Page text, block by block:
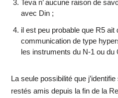
Teva n’ aucune raison de
avec Din ;
il est peu probable que R5 ait
communication de type
les instruments du N-1 ou du
La seule possibilité que
restés amis depuis la fin de la